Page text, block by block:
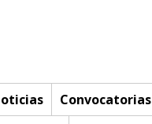
Convocatorias